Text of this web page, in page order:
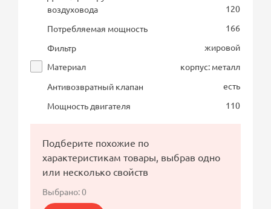
воздуховода
120
Потребляемая мощность
166
Фильтр
жировой
Материал
корпус: металл
Антивозвратный клапан
есть
Мощность двигателя
110
Подберите похожие по
характеристикам товары, выбрав одно
или несколько свойств
Выбрано:0